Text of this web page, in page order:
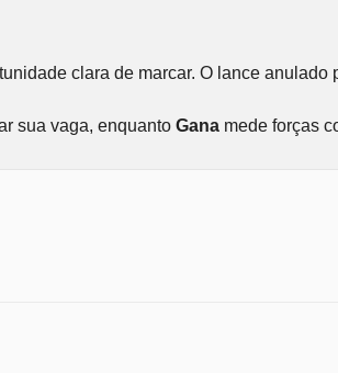
clara de marcar. O lance
sua vaga, enquanto Gana mede forças